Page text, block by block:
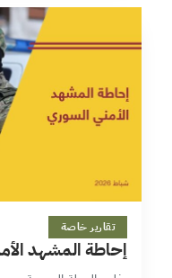
7 دقائق
تقارير خاصة
إحاطة المشهد